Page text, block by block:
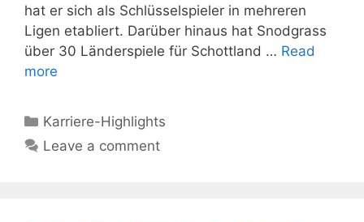
hat er sich als Schlüsselspieler in mehreren
Ligen etabliert. Darüber hinaus hat Snodgrass
über 30 Länderspiele für Schottland … Read
more
Categories
Karriere-Highlights
Leave a comment